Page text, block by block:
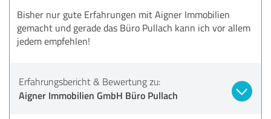
Bisher nur gute Erfahrungen mit Aigner Immobilien
gemacht und gerade das Büro Pullach kann ich vor allem
jedem empfehlen!
Erfahrungsbericht & Bewertung zu:
Aigner Immobilien GmbH Büro Pullach